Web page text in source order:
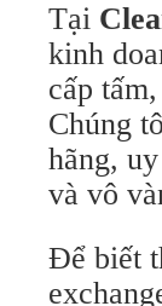
Tại
kinh
cấp
Chúng
hãng,
và vô
Để biết